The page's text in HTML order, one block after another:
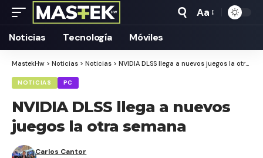
Tamaño
Aa
Noticias Tecnología Móviles
MastekHw > Noticias > Noticias > NVIDIA DLSS llega a nuevos juegos la otra semana
NOTICIAS PC
NVIDIA DLSS llega a nuevos
juegos la otra semana
Carlos Cantor